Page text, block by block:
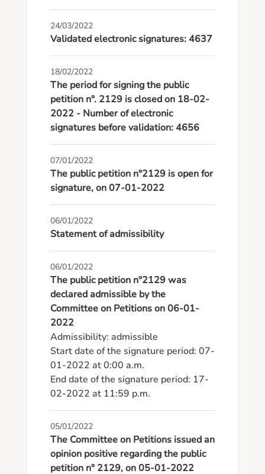
24/03/2022
Validated electronic signatures: 4637
18/02/2022
The period for signing the public
petition n°. 2129 is closed on 18-02-
2022 - Number of electronic
signatures before validation: 4656
07/01/2022
The public petition n°2129 is open for
signature, on 07-01-2022
06/01/2022
Statement of admissibility
06/01/2022
The public petition n°2129 was
declared admissible by the
Committee on Petitions on 06-01-
2022
Admissibility: admissible
Start date of the signature period: 07-
01-2022 at 0:00 a.m.
End date of the signature period: 17-
02-2022 at 11:59 p.m.
05/01/2022
The Committee on Petitions issued an
opinion positive regarding the public
petition n° 2129, on 05-01-2022